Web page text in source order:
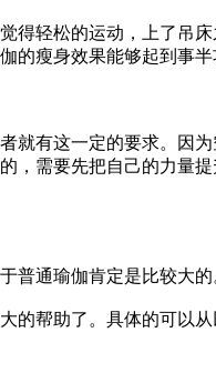
轻松的运动，上了吊
的瘦身效果能够起到事半
有这一定的要求。因
，需要先把自己的力量
瑜伽肯定是比较大的
帮助了。具体的可以从